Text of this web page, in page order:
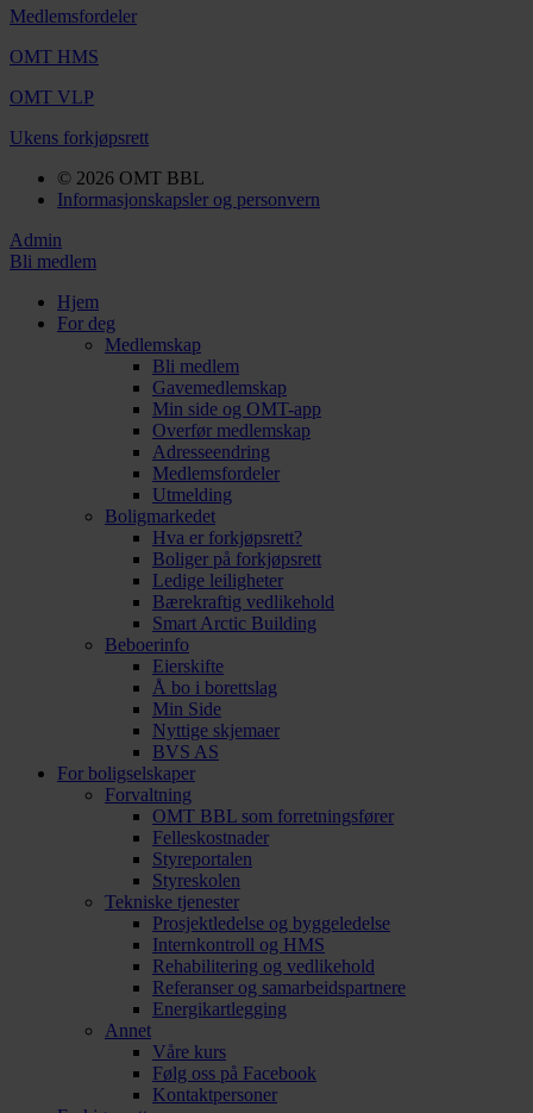
Medlemsfordeler
OMT HMS
OMT VLP
Ukens forkjøpsrett
© 2026 OMT BBL
Informasjonskapsler og personvern
Admin
Bli medlem
Hjem
For deg
Medlemskap
Bli medlem
Gavemedlemskap
Min side og OMT-app
Overfør medlemskap
Adresseendring
Medlemsfordeler
Utmelding
Boligmarkedet
Hva er forkjøpsrett?
Boliger på forkjøpsrett
Ledige leiligheter
Bærekraftig vedlikehold
Smart Arctic Building
Beboerinfo
Eierskifte
Å bo i borettslag
Min Side
Nyttige skjemaer
BVS AS
For boligselskaper
Forvaltning
OMT BBL som forretningsfører
Felleskostnader
Styreportalen
Styreskolen
Tekniske tjenester
Prosjektledelse og byggeledelse
Internkontroll og HMS
Rehabilitering og vedlikehold
Referanser og samarbeidspartnere
Energikartlegging
Annet
Våre kurs
Følg oss på Facebook
Kontaktpersoner